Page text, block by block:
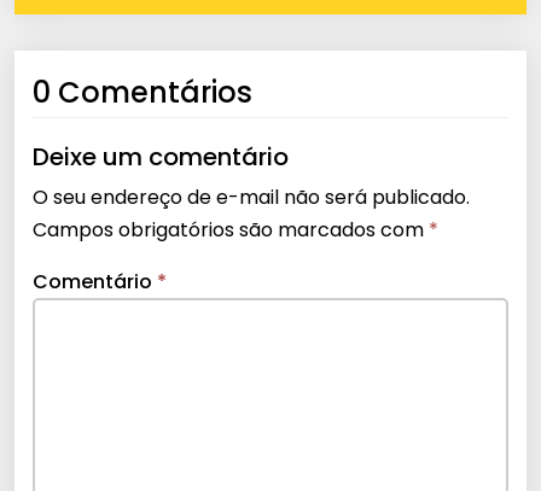
0 Comentários
Deixe um comentário
O seu endereço de e-mail não será publicado.
Campos obrigatórios são marcados com *
Comentário *